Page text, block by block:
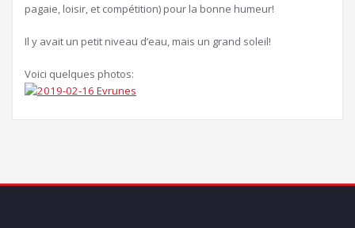
pagaie, loisir, et compétition) pour la bonne humeur!
Il y avait un petit niveau d’eau, mais un grand soleil!
Voici quelques photos: